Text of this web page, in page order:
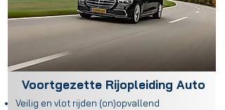
Voortgezette Rijopleiding Auto
Veilig en vlot rijden (on)opvallend